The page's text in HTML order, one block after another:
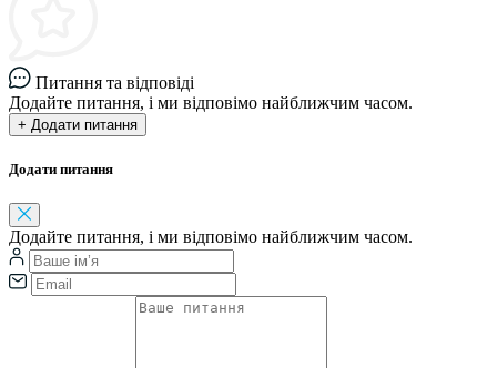
Питання та відповіді
Додайте питання, і ми відповімо найближчим часом.
+ Додати питання
Додати питання
Додайте питання, і ми відповімо найближчим часом.